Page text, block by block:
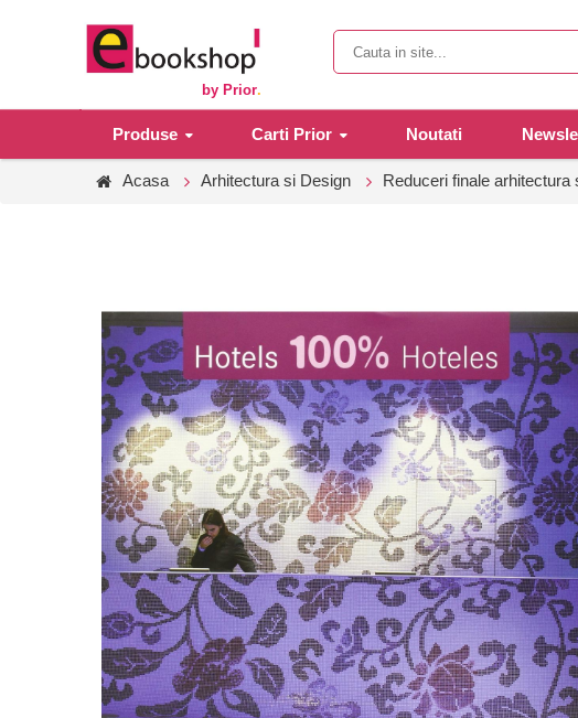
by Prior.
Produse Carti Prior Noutati
Acasa Arhitectura si Design Reduceri finale arhitectura